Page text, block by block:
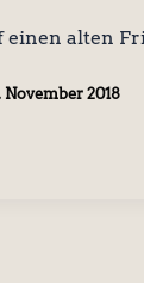
einen alten
November 2018